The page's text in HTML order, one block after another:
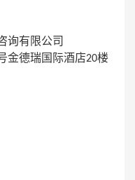
询有限公司
金德瑞国际酒店20楼